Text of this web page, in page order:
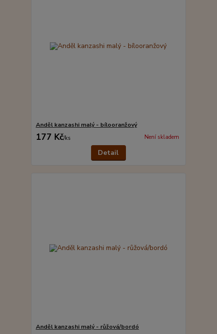
Anděl kanzashi malý - bílooranžový
177 Kč/ks Není skladem
Detail
Anděl kanzashi malý - růžová/bordó